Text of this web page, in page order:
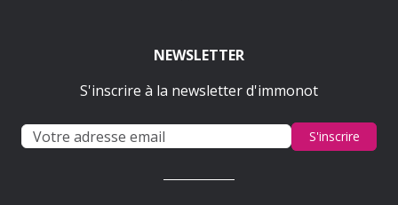
NEWSLETTER
S'inscrire à la newsletter d'immonot
S'inscrire